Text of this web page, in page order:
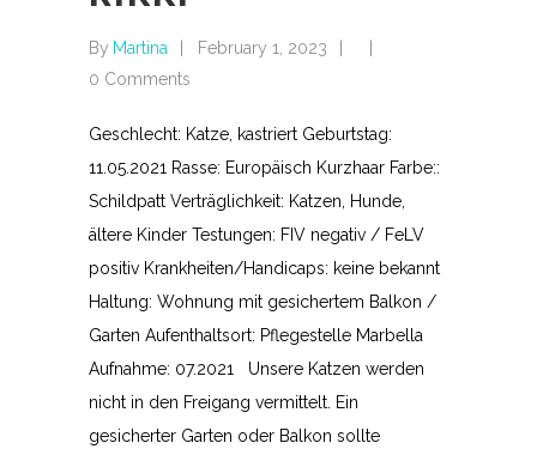
By Martina
February 1, 2023
0 Comments
Geschlecht: Katze, kastriert Geburtstag:
11.05.2021 Rasse: Europäisch Kurzhaar Farbe::
Schildpatt Verträglichkeit: Katzen, Hunde,
ältere Kinder Testungen: FIV negativ / FeLV
positiv Krankheiten/Handicaps: keine bekannt
Haltung: Wohnung mit gesichertem Balkon /
Garten Aufenthaltsort: Pflegestelle Marbella
Aufnahme: 07.2021 Unsere Katzen werden
nicht in den Freigang vermittelt. Ein
gesicherter Garten oder Balkon sollte